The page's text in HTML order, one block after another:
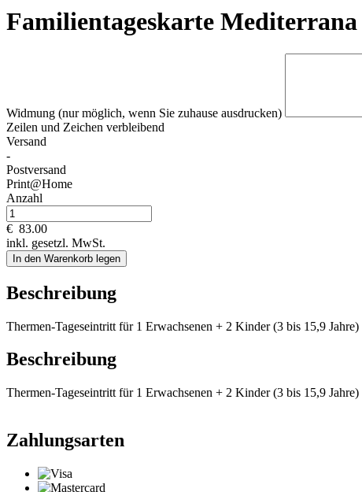
Familientageskarte
Widmung (nur möglich, wenn Sie zuhause ausdrucken)
Zeilen und Zeichen verbleibend
Versand
-
Postversand
Print@Home
Anzahl
€ 83.00
inkl. gesetzl. MwSt.
In den Warenkorb legen
Beschreibung
Thermen-Tageseintritt für 1 Erwachsenen + 2 Kinder (3 bis 15,9
Beschreibung
Thermen-Tageseintritt für 1 Erwachsenen + 2 Kinder (3 bis 15,9
Zahlungsarten